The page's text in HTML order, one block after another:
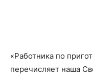
«Работника по
перечисляет наша